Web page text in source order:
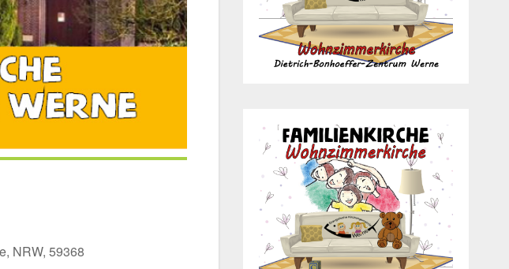
NRW, 59368